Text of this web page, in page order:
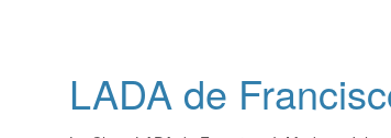
LADA de